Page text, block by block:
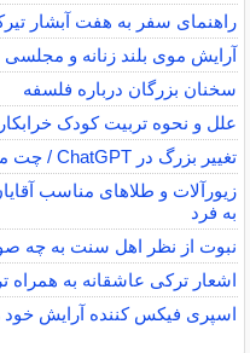
راهنمای سفر به هفت آبشار
آرایش موی بلند زنانه و مجلسی
سخنان بزرگان درباره فلسفه
علل و نحوه تربیت کودک خرابکار
تغییر بزرگ در ChatGPT / چت متنی نامحدود و رایگان
زیورآلات و طلاهای مناسب
به فرد
نبوت از نظر اهل سنت به چه
اشعار ترکی عاشقانه به همراه
اسپری فیکس کننده آرایش خود